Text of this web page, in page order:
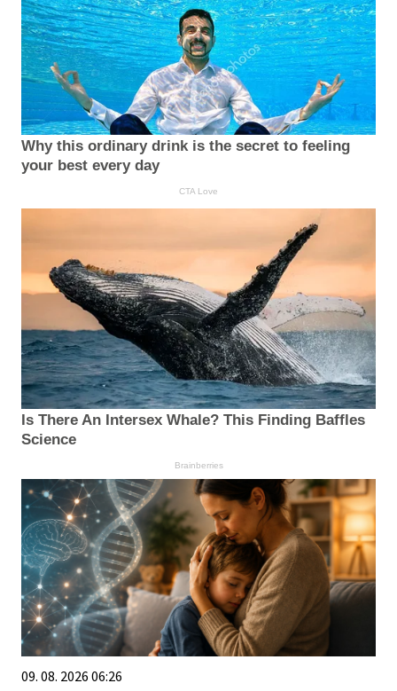
Why this ordinary drink is the secret to feeling
your best every day
CTA Love
Is There An Intersex Whale? This Finding Baffles
Science
Brainberries
09. 08. 2026 06:26